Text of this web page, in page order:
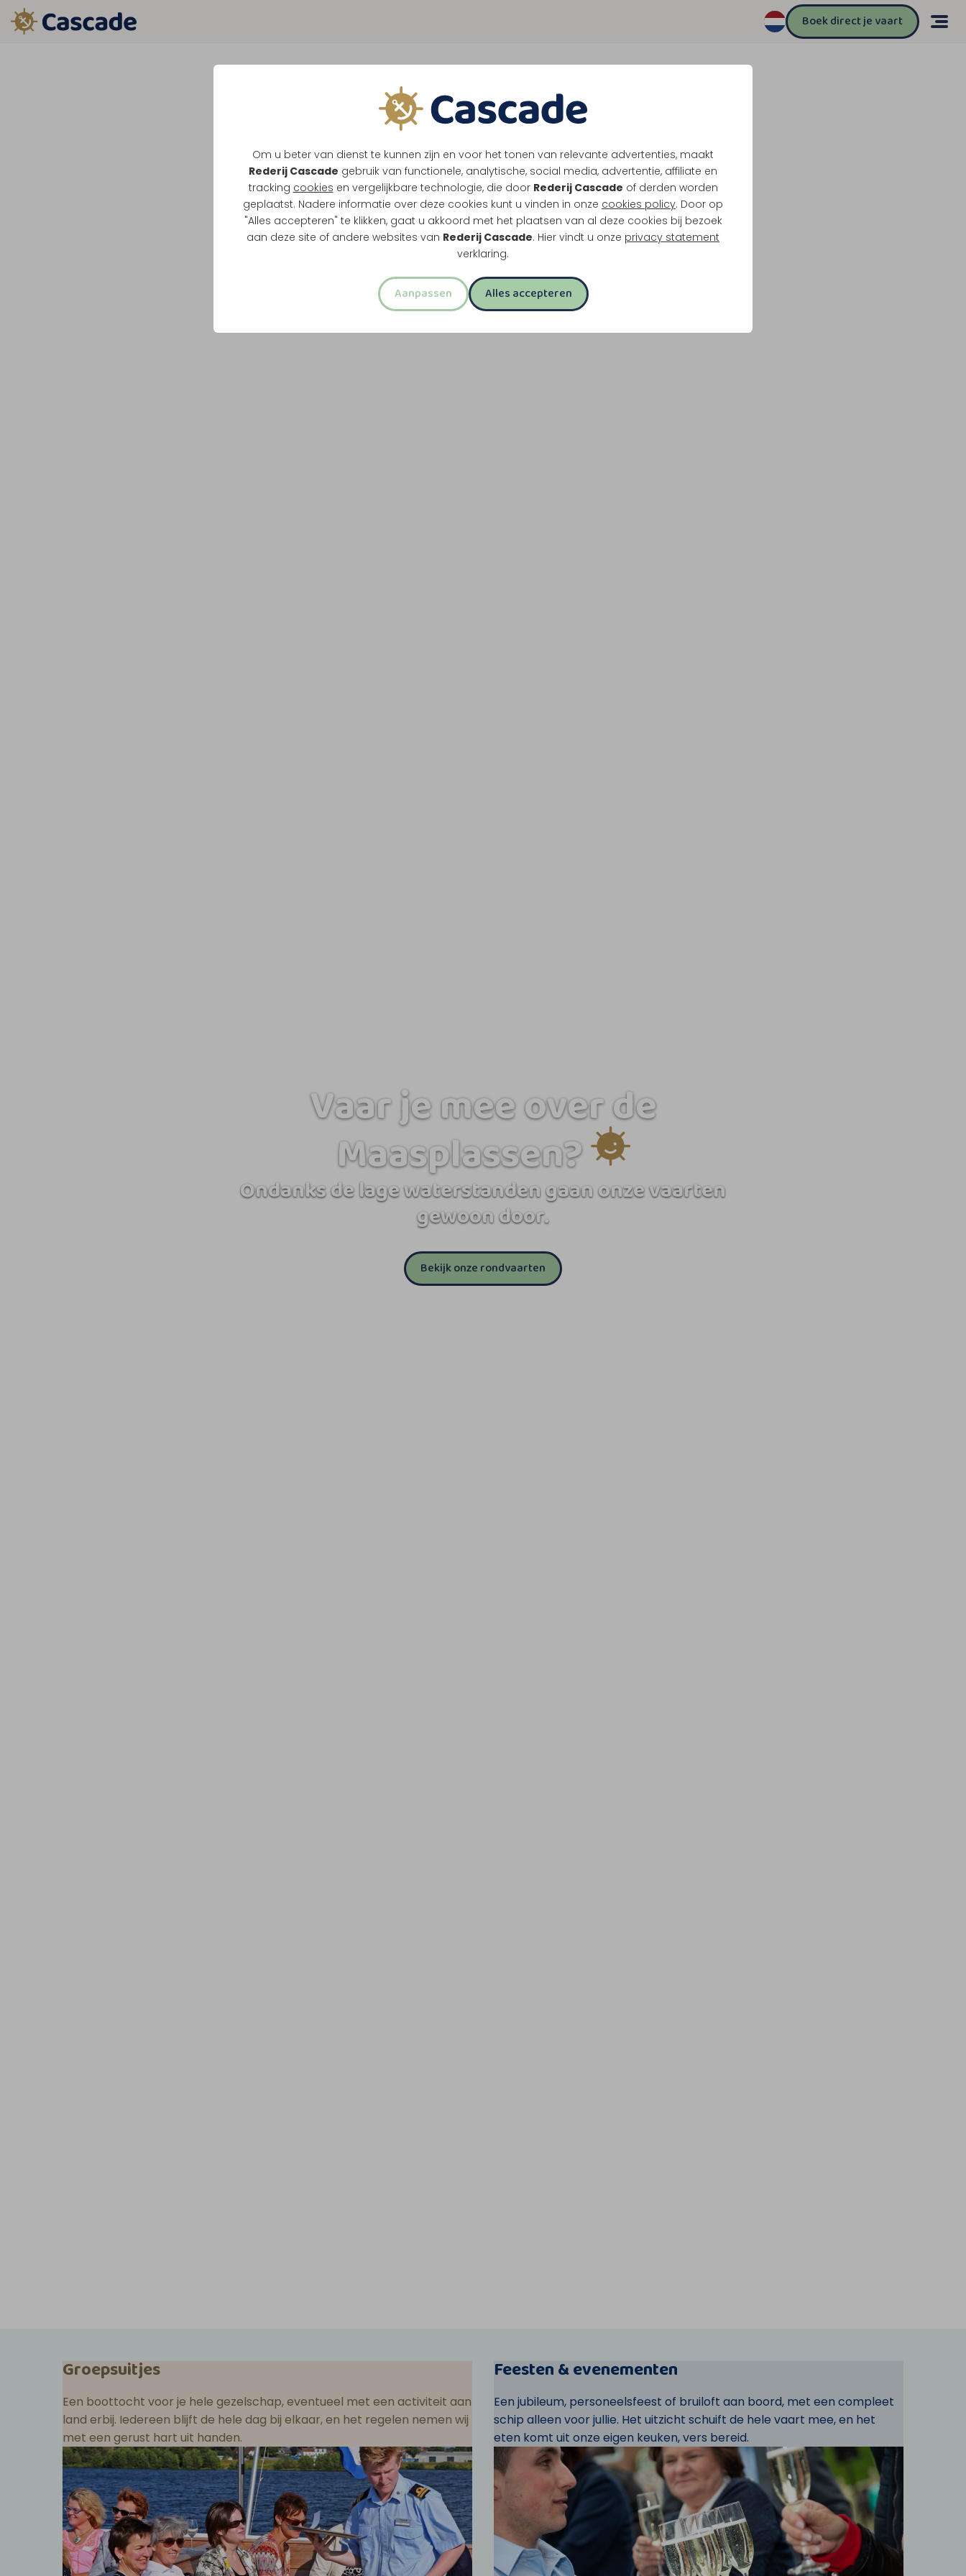
Om u beter van dienst te kunnen zijn en voor het tonen van relevante advertenties, maakt
Rederij Cascade gebruik van functionele, analytische, social media, advertentie, affiliate en
tracking cookies en vergelijkbare technologie, die door Rederij Cascade of derden worden
geplaatst. Nadere informatie over deze cookies kunt u vinden in onze cookies policy. Door op
"Alles accepteren" te klikken, gaat u akkoord met het plaatsen van al deze cookies bij bezoek
aan deze site of andere websites van Rederij Cascade. Hier vindt u onze privacy statement
verklaring.
Aanpassen Alles accepteren
Boek direct je vaart
Vaar je mee over de
Maasplassen?
Ondanks de lage waterstanden gaan onze vaarten
gewoon door.
Bekijk onze rondvaarten
Groepsuitjes
Een boottocht voor je hele gezelschap, eventueel met een activiteit aan
land erbij. Iedereen blijft de hele dag bij elkaar, en het regelen nemen wij
met een gerust hart uit handen.
Feesten & evenementen
Een jubileum, personeelsfeest of bruiloft aan boord, met een compleet
schip alleen voor jullie. Het uitzicht schuift de hele vaart mee, en het
eten komt uit onze eigen keuken, vers bereid.